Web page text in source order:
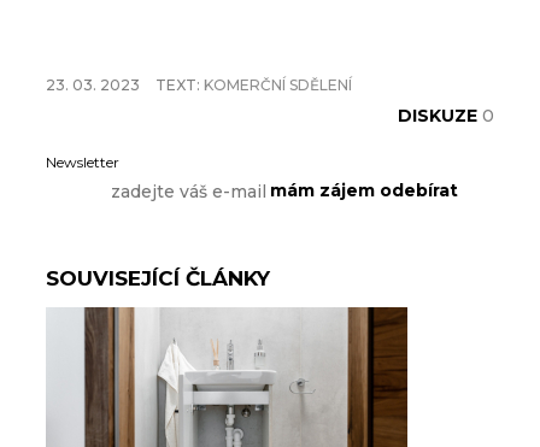
23. 03. 2023 TEXT: KOMERČNÍ SDĚLENÍ
DISKUZE 0
Newsletter
SOUVISEJÍCÍ ČLÁNKY